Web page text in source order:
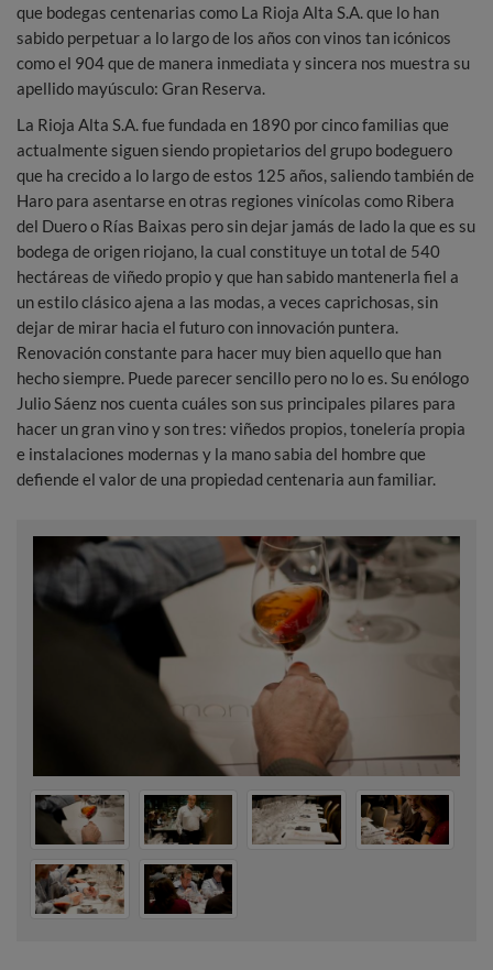
que bodegas centenarias como La Rioja Alta S.A. que lo han
sabido perpetuar a lo largo de los años con vinos tan icónicos
como el 904 que de manera inmediata y sincera nos muestra su
apellido mayúsculo: Gran Reserva.
La Rioja Alta S.A. fue fundada en 1890 por cinco familias que
actualmente siguen siendo propietarios del grupo bodeguero
que ha crecido a lo largo de estos 125 años, saliendo también de
Haro para asentarse en otras regiones vinícolas como Ribera
del Duero o Rías Baixas pero sin dejar jamás de lado la que es su
bodega de origen riojano, la cual constituye un total de 540
hectáreas de viñedo propio y que han sabido mantenerla fiel a
un estilo clásico ajena a las modas, a veces caprichosas, sin
dejar de mirar hacia el futuro con innovación puntera.
Renovación constante para hacer muy bien aquello que han
hecho siempre. Puede parecer sencillo pero no lo es. Su enólogo
Julio Sáenz nos cuenta cuáles son sus principales pilares para
hacer un gran vino y son tres: viñedos propios, tonelería propia
e instalaciones modernas y la mano sabia del hombre que
defiende el valor de una propiedad centenaria aun familiar.